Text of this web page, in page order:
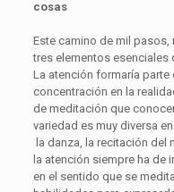
cosas
Este camino de mil
tres elementos esenciales
La atención formaría parte
concentración en la
de meditación que
variedad es muy diversa
la danza, la recitación del
la atención siempre ha de
en el sentido que se